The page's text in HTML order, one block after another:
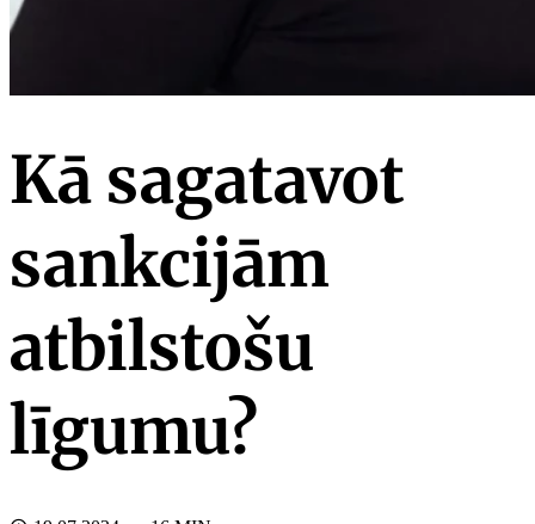
Kā sagatavot
sankcijām
atbilstošu
līgumu?